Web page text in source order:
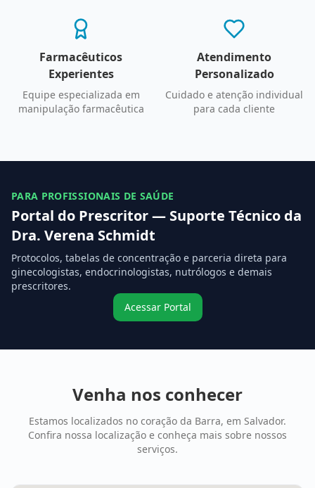
Farmacêuticos
Experientes
Equipe especializada em
manipulação farmacêutica
Atendimento
Personalizado
Cuidado e atenção individual
para cada cliente
PARA PROFISSIONAIS DE SAÚDE
Portal do Prescritor — Suporte Técnico da
Dra. Verena Schmidt
Protocolos, tabelas de concentração e parceria direta para
ginecologistas, endocrinologistas, nutrólogos e demais
prescritores.
Acessar Portal
Venha nos conhecer
Estamos localizados no coração da Barra, em Salvador.
Confira nossa localização e conheça mais sobre nossos
serviços.